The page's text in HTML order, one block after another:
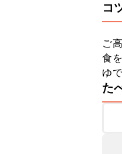
コ
ご
食
ゆ
た